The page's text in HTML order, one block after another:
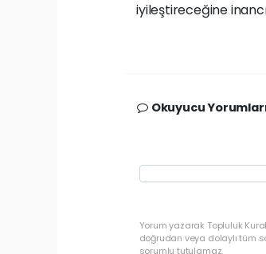
iyileştireceğine
Okuyucu
Yorum yazarak Topluluk
doğrudan veya dolaylı tüm
sorumlu tutulamaz.